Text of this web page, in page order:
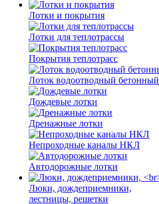
Лотки и покрытия
Лотки для теплотрассы
Покрытия теплотрасс
Лоток водоотводный бетонный
Дождевые лотки
Дренажные лотки
Непроходные каналы НКЛ
Автодорожные лотки
Люки, дождеприемники,
лестницы, решетки